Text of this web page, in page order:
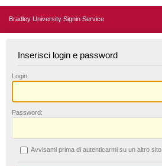
Bradley University Signin Service
Inserisci login e password
L ogin:
Password:
Avvisami prima di autenticarmi su un altro sito